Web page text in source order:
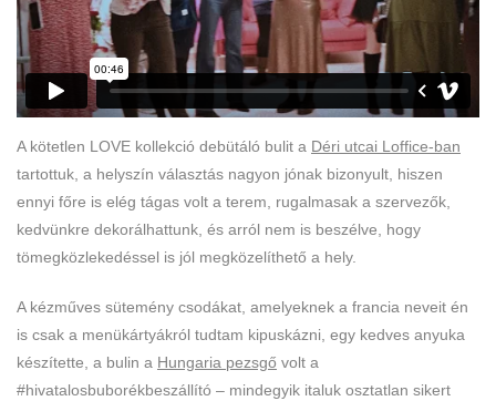
A kötetlen LOVE kollekció debütáló bulit a Déri utcai Loffice-ban
tartottuk, a helyszín választás nagyon jónak bizonyult, hiszen
ennyi főre is elég tágas volt a terem, rugalmasak a szervezők,
kedvünkre dekorálhattunk, és arról nem is beszélve, hogy
tömegközlekedéssel is jól megközelíthető a hely.
A kézműves sütemény csodákat, amelyeknek a francia neveit én
is csak a menükártyákról tudtam kipuskázni, egy kedves anyuka
készítette, a bulin a Hungaria pezsgő volt a
#hivatalosbuborékbeszállító – mindegyik italuk osztatlan sikert